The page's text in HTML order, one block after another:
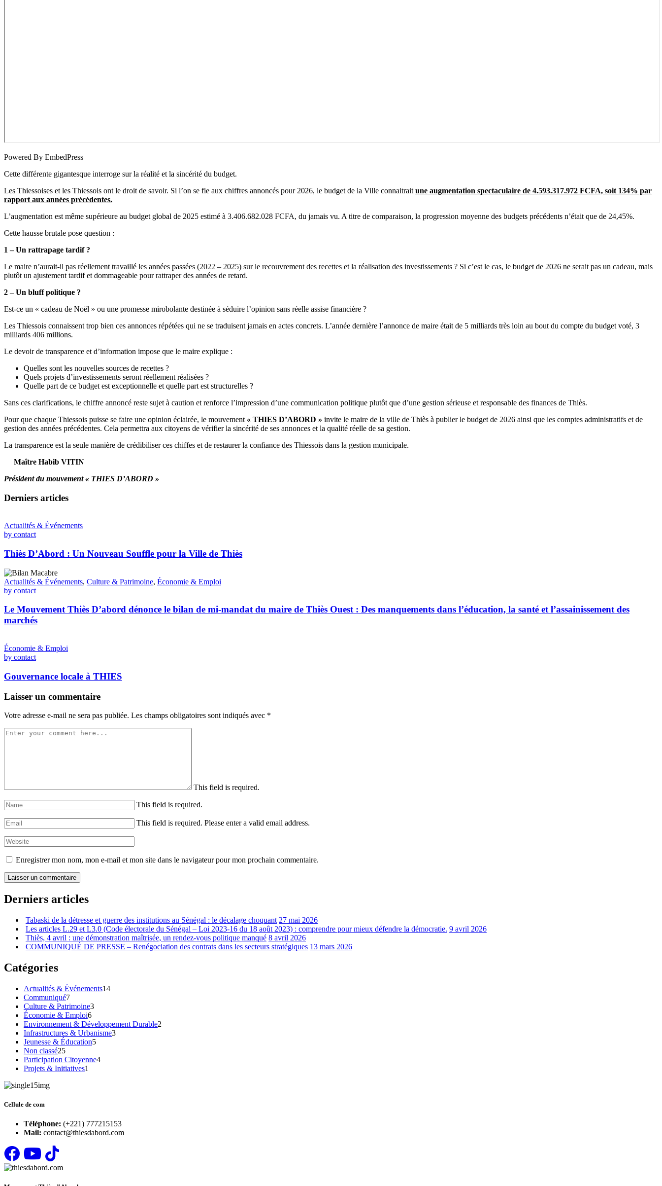
Powered By EmbedPress
Cette différente gigantesque interroge sur la réalité et la sincérité du budget.
Les Thiessoises et les Thiessois ont le droit de savoir. Si l’on se fie aux chiffres annoncés pour 2026, le budget de la Ville connaitrait une augmentation spectaculaire de 4.593.317.972 FCFA, soit 134% par
rapport aux années précédentes.
L’augmentation est même supérieure au budget global de 2025 estimé à 3.406.682.028 FCFA, du jamais vu. A titre de comparaison, la progression moyenne des budgets précédents n’était que de 24,45%.
Cette hausse brutale pose question :
1 – Un rattrapage tardif ?
Le maire n’aurait-il pas réellement travaillé les années passées (2022 – 2025) sur le recouvrement des recettes et la réalisation des investissements ? Si c’est le cas, le budget de 2026 ne serait pas un cadeau, mais
plutôt un ajustement tardif et dommageable pour rattraper des années de retard.
2 – Un bluff politique ?
Est-ce un « cadeau de Noël » ou une promesse mirobolante destinée à séduire l’opinion sans réelle assise financière ?
Les Thiessois connaissent trop bien ces annonces répétées qui ne se traduisent jamais en actes concrets. L’année dernière l’annonce de maire était de 5 milliards très loin au bout du compte du budget voté, 3
milliards 406 millions.
Le devoir de transparence et d’information impose que le maire explique :
Quelles sont les nouvelles sources de recettes ?
Quels projets d’investissements seront réellement réalisées ?
Quelle part de ce budget est exceptionnelle et quelle part est structurelles ?
Sans ces clarifications, le chiffre annoncé reste sujet à caution et renforce l’impression d’une communication politique plutôt que d’une gestion sérieuse et responsable des finances de Thiès.
Pour que chaque Thiessois puisse se faire une opinion éclairée, le mouvement « THIES D’ABORD » invite le maire de la ville de Thiès à publier le budget de 2026 ainsi que les comptes administratifs et de
gestion des années précédentes. Cela permettra aux citoyens de vérifier la sincérité de ses annonces et la qualité réelle de sa gestion.
La transparence est la seule manière de crédibiliser ces chiffes et de restaurer la confiance des Thiessois dans la gestion municipale.
Maître Habib VITIN
Président du mouvement « THIES D’ABORD »
Derniers articles
Actualités & Événements
by contact
Thiès D’Abord : Un Nouveau Souffle pour la Ville de Thiès
Actualités & Événements, Culture & Patrimoine, Économie & Emploi
by contact
Le Mouvement Thiès D’abord dénonce le bilan de mi-mandat du maire de Thiès Ouest : Des manquements dans l’éducation, la santé et l’assainissement des
marchés
Économie & Emploi
by contact
Gouvernance locale à THIES
Laisser un commentaire
Votre adresse e-mail ne sera pas publiée. Les champs obligatoires sont indiqués avec *
This field is required.
This field is required.
This field is required. Please enter a valid email address.
Enregistrer mon nom, mon e-mail et mon site dans le navigateur pour mon prochain commentaire.
Derniers articles
Tabaski de la détresse et guerre des institutions au Sénégal : le décalage choquant 27 mai 2026
Les articles L.29 et L3.0 (Code électorale du Sénégal – Loi 2023-16 du 18 août 2023) : comprendre pour mieux défendre la démocratie. 9 avril 2026
‎Thiès, 4 avril : une démonstration maîtrisée, un rendez-vous politique manqué‎ 8 avril 2026
COMMUNIQUÉ DE PRESSE – Renégociation des contrats dans les secteurs stratégiques 13 mars 2026
Catégories
Actualités & Événements14
Communiqué7
Culture & Patrimoine3
Économie & Emploi6
Environnement & Développement Durable2
Infrastructures & Urbanisme3
Jeunesse & Éducation5
Non classé25
Participation Citoyenne4
Projets & Initiatives1
Cellule de com
Téléphone: (+221) 777215153
Mail: contact@thiesdabord.com